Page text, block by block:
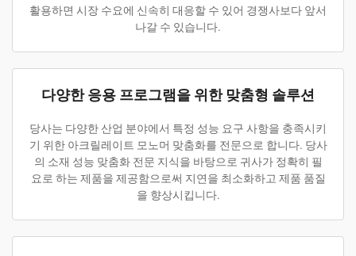
활용하면 시장 수요에 신속히 대응할 수 있어 경쟁사보다 앞서
나갈 수 있습니다.
다양한 응용 프로그램을 위한 맞춤형 솔루션
당사는 다양한 산업 분야에서 특정 성능 요구 사항을 충족시키
기 위한 아크릴레이트 모노머 맞춤화를 전문으로 합니다. 당사
의 소재 성능 맞춤화 전문 지식을 바탕으로 귀사가 정확히 필
요로 하는 제품을 제공함으로써 지연을 최소화하고 제품 품질
을 향상시킵니다.